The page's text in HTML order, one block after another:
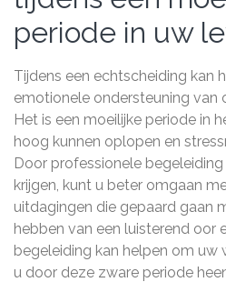
periode in uw
Tijdens een echtscheiding kan
emotionele ondersteuning van
Het is een moeilijke periode in
hoog kunnen oplopen en
Door professionele
krijgen, kunt u beter omgaan
uitdagingen die gepaard gaan
hebben van een luisterend oor
begeleiding kan helpen om uw
u door deze zware periode